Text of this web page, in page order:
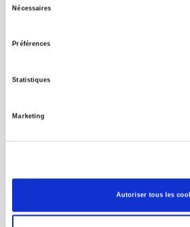
Nécessaires
Préférences
Statistiques
Marketing
Autoriser tous les
Maison d'édition dédiée aux sciences
à la transmission des savoirs et des
FOREIGN RIGHTS
MON COMPTE